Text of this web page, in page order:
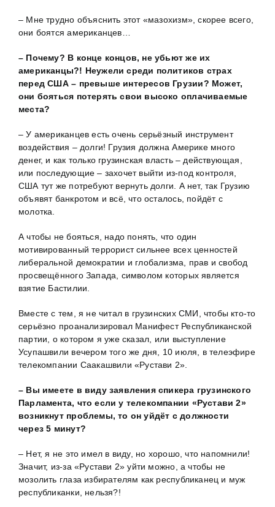
– Мне трудно объяснить этот «мазохизм», скорее всего,
они боятся американцев…
– Почему? В конце концов, не убьют же их
американцы?! Неужели среди политиков страх
перед США – превыше интересов Грузии? Может,
они бояться потерять свои высоко оплачиваемые
места?
– У американцев есть очень серьёзный инструмент
воздействия – долги! Грузия должна Америке много
денег, и как только грузинская власть – действующая,
или последующие – захочет выйти из-под контроля,
США тут же потребуют вернуть долги. А нет, так Грузию
объявят банкротом и всё, что осталось, пойдёт с
молотка.
А чтобы не бояться, надо понять, что один
мотивированный террорист сильнее всех ценностей
либеральной демократии и глобализма, прав и свобод
просвещённого Запада, символом которых является
взятие Бастилии.
Вместе с тем, я не читал в грузинских СМИ, чтобы кто-то
серьёзно проанализировал Манифест Республиканской
партии, о котором я уже сказал, или выступление
Усупашвили вечером того же дня, 10 июля, в телеэфире
телекомпании Саакашвили «Рустави 2».
– Вы имеете в виду заявления спикера грузинского
Парламента, что если у телекомпании «Рустави 2»
возникнут проблемы, то он уйдёт с должности
через 5 минут?
– Нет, я не это имел в виду, но хорошо, что напомнили!
Значит, из-за «Рустави 2» уйти можно, а чтобы не
мозолить глаза избирателям как республиканец и муж
республиканки, нельзя?!